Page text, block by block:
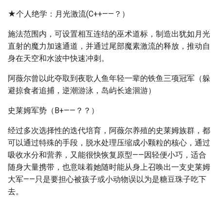
★个人绝学：月光激流(C++——？）
施法范围内，可设置相互连结的巫术道标，制造出犹如月光
直射的魔力加速通道，并通过尾部魔素激流的释放，推动自
身在天空和水波中快速冲刺。
阿薇尔曾以此夺取到夜歌人鱼年轻一辈的铁鱼三项冠军（躲
避掠食者追捕，逆潮游泳，岛屿长途洄游）
史莱姆军势（B+——？？）
经过多次选择性的迭代培育，阿薇尔养殖的史莱姆族群，都
可以通过特殊的手段，脱水处理压缩成小颗粒的核心，通过
吸收水分和营养，又能很快恢复原型——因轻便小巧，适合
随身大量携带，也意味着她随时能从身上召唤出一支史莱姆
大军——只是要担心被孩子或小动物误以为是糖豆珠子吃下
去。